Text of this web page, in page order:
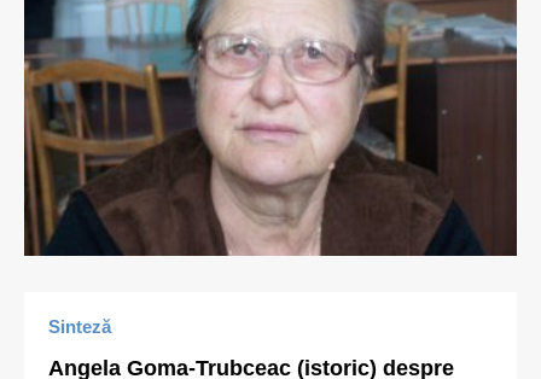
Sinteză
Angela Goma-Trubceac (istoric) despre